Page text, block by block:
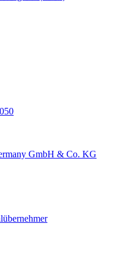
GmbH & Co. KG